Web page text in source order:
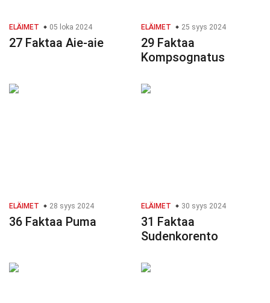
ELÄIMET 05 loka 2024
27 Faktaa Aie-aie
ELÄIMET 25 syys 2024
29 Faktaa
Kompsognatus
ELÄIMET 28 syys 2024
36 Faktaa Puma
ELÄIMET 30 syys 2024
31 Faktaa
Sudenkorento